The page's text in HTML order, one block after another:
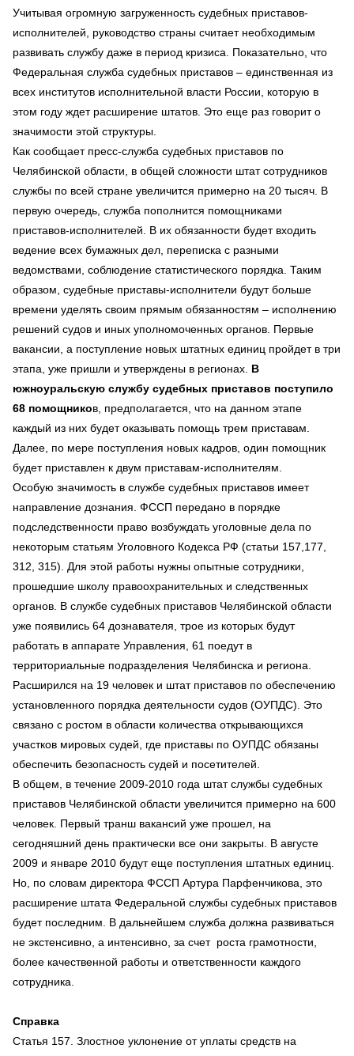
Учитывая огромную загруженность судебных приставов-
исполнителей, руководство страны считает необходимым
развивать службу даже в период кризиса. Показательно, что
Федеральная служба судебных приставов – единственная из
всех институтов исполнительной власти России, которую в
этом году ждет расширение штатов. Это еще раз говорит о
значимости этой структуры.
Как сообщает пресс-служба судебных приставов по
Челябинской области, в общей сложности штат сотрудников
службы по всей стране увеличится примерно на 20 тысяч. В
первую очередь, служба пополнится помощниками
приставов-исполнителей. В их обязанности будет входить
ведение всех бумажных дел, переписка с разными
ведомствами, соблюдение статистического порядка. Таким
образом, судебные приставы-исполнители будут больше
времени уделять своим прямым обязанностям – исполнению
решений судов и иных уполномоченных органов. Первые
вакансии, а поступление новых штатных единиц пройдет в три
этапа, уже пришли и утверждены в регионах. В
южноуральскую службу судебных приставов поступило
68 помощников, предполагается, что на данном этапе
каждый из них будет оказывать помощь трем приставам.
Далее, по мере поступления новых кадров, один помощник
будет приставлен к двум приставам-исполнителям.
Особую значимость в службе судебных приставов имеет
направление дознания. ФССП передано в порядке
подследственности право возбуждать уголовные дела по
некоторым статьям Уголовного Кодекса РФ (статьи 157,177,
312, 315). Для этой работы нужны опытные сотрудники,
прошедшие школу правоохранительных и следственных
органов. В службе судебных приставов Челябинской области
уже появились 64 дознавателя, трое из которых будут
работать в аппарате Управления, 61 поедут в
территориальные подразделения Челябинска и региона.
Расширился на 19 человек и штат приставов по обеспечению
установленного порядка деятельности судов (ОУПДС). Это
связано с ростом в области количества открывающихся
участков мировых судей, где приставы по ОУПДС обязаны
обеспечить безопасность судей и посетителей.
В общем, в течение 2009-2010 года штат службы судебных
приставов Челябинской области увеличится примерно на 600
человек. Первый транш вакансий уже прошел, на
сегодняшний день практически все они закрыты. В августе
2009 и январе 2010 будут еще поступления штатных единиц.
Но, по словам директора ФССП Артура Парфенчикова, это
расширение штата Федеральной службы судебных приставов
будет последним. В дальнейшем служба должна развиваться
не экстенсивно, а интенсивно, за счет роста грамотности,
более качественной работы и ответственности каждого
сотрудника.
Справка
Статья 157. Злостное уклонение от уплаты средств на